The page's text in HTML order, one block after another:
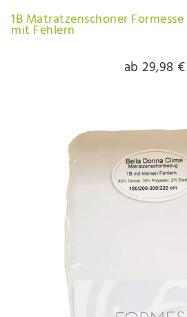
1B Matratzenschoner
mit Fehlern
ab 29,98 €